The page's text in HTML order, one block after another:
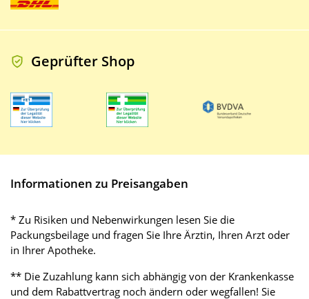
Geprüfter Shop
Informationen zu Preisangaben
* Zu Risiken und Nebenwirkungen lesen Sie die
Packungsbeilage und fragen Sie Ihre Ärztin, Ihren Arzt oder
in Ihrer Apotheke.
** Die Zuzahlung kann sich abhängig von der Krankenkasse
und dem Rabattvertrag noch ändern oder wegfallen! Sie